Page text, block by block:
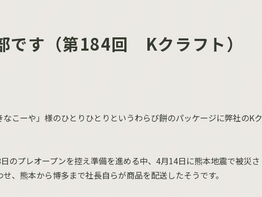
です（第184回 Kクラフト）
こーや」様のひとりひとりというわらび餅のパッケージに弊社のKク
のプレオープンを控え準備を進める中、4月14日に熊本地震で被災さ
、熊本から博多まで社長自らが商品を配送したそうです。